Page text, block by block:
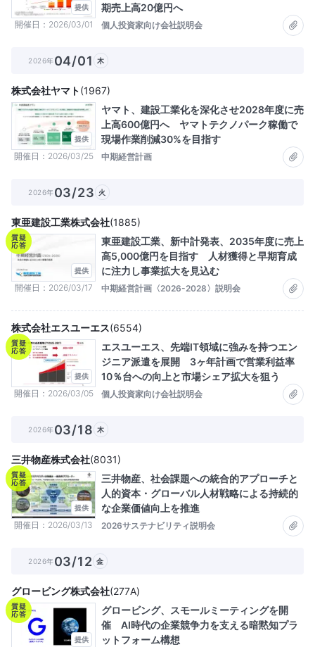
提供
開催日 2026/03/01
期売上高20億円へ
個人投資家向け会社説明会
2026年04/01 木
提供
開催日 2026/03/25
株式会社ヤマト(1967)
ヤマト、建設工業化を深化させ2028年度に売
上高600億円へ ヤマトテクノパーク稼働で
現場作業削減30%を目指す
中期経営計画
2026年03/23 火
質疑
応答
提供
開催日 2026/03/17
東亜建設工業株式会社(1885)
東亜建設工業、新中計発表、2035年度に売上
高5,000億円を目指す 人材獲得と早期育成
に注力し事業拡大を見込む
中期経営計画〈2026-2028〉説明会
質疑
応答
提供
開催日 2026/03/05
株式会社エスユーエス(6554)
エスユーエス、先端IT領域に強みを持つエン
ジニア派遣を展開 3ヶ年計画で営業利益率
10％台への向上と市場シェア拡大を狙う
個人投資家向け会社説明会
2026年03/18 木
質疑
応答
提供
開催日 2026/03/13
三井物産株式会社(8031)
三井物産、社会課題への統合的アプローチと
人的資本・グローバル人材戦略による持続的
な企業価値向上を推進
2026サステナビリティ説明会
2026年03/12 金
質疑
応答
提供
グロービング株式会社(277A)
グロービング、スモールミーティングを開
催 AI時代の企業競争力を支える暗黙知プラ
ットフォーム構想